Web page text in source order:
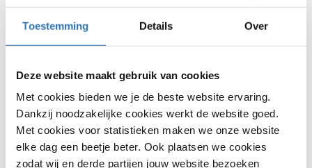
Toestemming Details Over
Deze website maakt gebruik van cookies
Met cookies bieden we je de beste website ervaring.
Dankzij noodzakelijke cookies werkt de website goed.
Met cookies voor statistieken maken we onze website
elke dag een beetje beter. Ook plaatsen we cookies
zodat wij en derde partijen jouw website bezoeken
Capelle aan den IJssel
Puky R1 Step
Bike Totaal Capelle
Capelle aan den IJssel
€ 79,-€74,-